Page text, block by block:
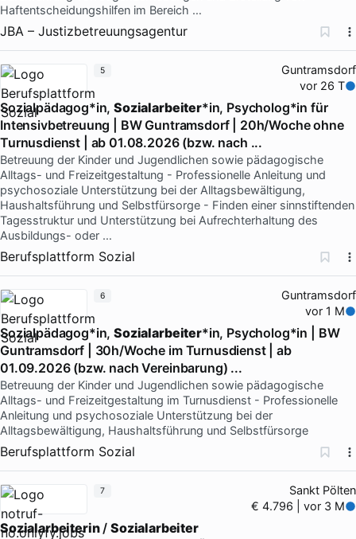
Haftentscheidungshilfen im Bereich …
JBA – Justizbetreuungsagentur
Guntramsdorf
vor 26 T
Sozialpädagog*in,Sozialarbeiter*in, Psycholog*in für
Intensivbetreuung | BW Guntramsdorf | 20h/Woche ohne
Turnusdienst | ab 01.08.2026 (bzw. nach ...
Betreuung der Kinder und Jugendlichen sowie pädagogische
Alltags- und Freizeitgestaltung - Professionelle Anleitung und
psychosoziale Unterstützung bei der Alltagsbewältigung,
Haushaltsführung und Selbstfürsorge - Finden einer sinnstiftenden
Tagesstruktur und Unterstützung bei Aufrechterhaltung des
Ausbildungs- oder …
Berufsplattform Sozial
5
Guntramsdorf
vor 1 M
Sozialpädagog*in,Sozialarbeiter*in, Psycholog*in | BW
Guntramsdorf | 30h/Woche im Turnusdienst | ab
01.09.2026 (bzw. nach Vereinbarung) ...
Betreuung der Kinder und Jugendlichen sowie pädagogische
Alltags- und Freizeitgestaltung im Turnusdienst - Professionelle
Anleitung und psychosoziale Unterstützung bei der
Alltagsbewältigung, Haushaltsführung und Selbstfürsorge
Berufsplattform Sozial
6
Sankt Pölten
€ 4.796 | vor 3 M
Sozialarbeiterin/ Sozialarbeiter
7